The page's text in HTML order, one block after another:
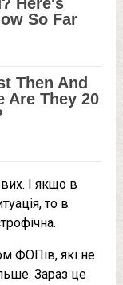
І якщо в
то в
ФОПів, які не
Зараз це